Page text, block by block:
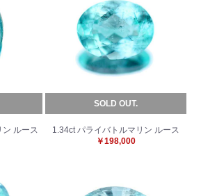
ルース
SOLD OUT.
1.34ct パライバトルマリン ルース
￥198,000